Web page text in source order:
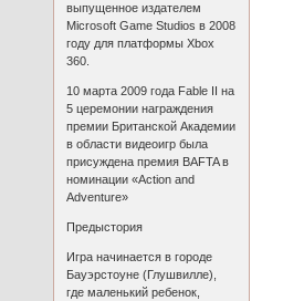
выпущенное издателем
Microsoft Game Studios в 2008
году для платформы Xbox
360.
10 марта 2009 года Fable II на
5 церемонии награждения
премии Британской Академии
в области видеоигр была
присуждена премия BAFTA в
номинации «Action and
Adventure»
Предыстория
Игра начинается в городе
Бауэрстоуне (Глушвилле),
где маленький ребенок,